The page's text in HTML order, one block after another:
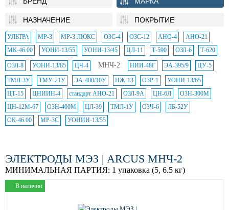
НАЗНАЧЕНИЕ ПОКРЫТИЕ
УЛЬТРА МР-3 МР-3 ЛЮКС ОЗС-4 ОЗС-12 АНО-4
АНО-21
МК-46.00
УОНИ-13/55 УОНИ-13/45 ЦЛ-11 Т-590 ОЗЛ-6 Т-620
ОЗЛ-8 УОНИ-13/85 ЦЧ-4 МНЧ-2 НИИ-48Г ЭА-395/9 ЦУ-5
ТМЛ-3У ТМУ-21У ЭА-400/10У НЖ-13 ОЗР-1
УОНИ-13/65
ЦТ-15
ЦНИИН-4 стандарт АНО-21 ОЗЛ-9А ЦН-6Л
ОЗН-300М
ЦН-12М-67
ОЗН-400М ЦЛ-39 ТМЛ-1У ОЗЧ-6
ЛБ-52У
ОК-46.00
МР-3С УОНИИ-13/55
ЭЛЕКТРОДЫ МЭЗ | ARCUS МНЧ-2
МИНИМАЛЬНАЯ ПАРТИЯ: 1 упаковка (5, 6.5 кг)
В наличии